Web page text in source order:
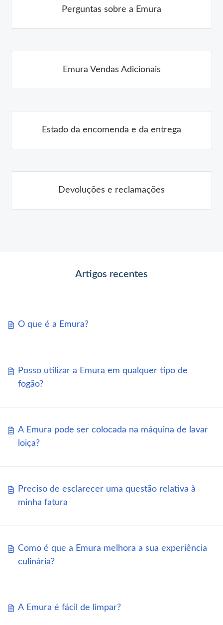
Perguntas sobre a Emura
Emura Vendas Adicionais
Estado da encomenda e da entrega
Devoluções e reclamações
Artigos recentes
O que é a Emura?
Posso utilizar a Emura em qualquer tipo de
fogão?
A Emura pode ser colocada na máquina de lavar
loiça?
Preciso de esclarecer uma questão relativa à
minha fatura
Como é que a Emura melhora a sua experiência
culinária?
A Emura é fácil de limpar?